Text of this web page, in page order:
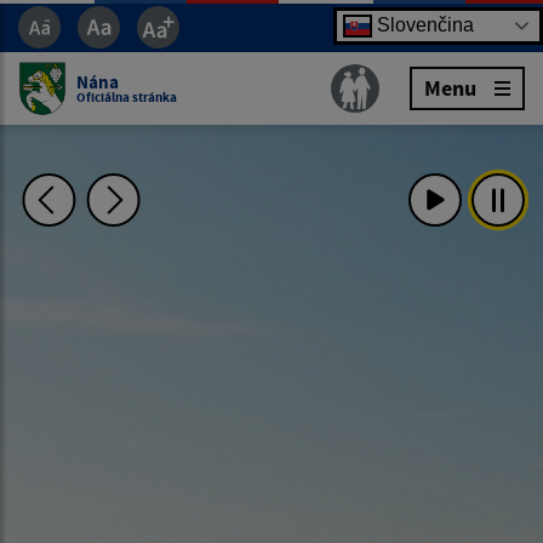
Slovenčina
Nána
Oficiálna stránka Menu